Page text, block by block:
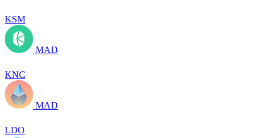
KSM
MAD
KNC
MAD
LDO